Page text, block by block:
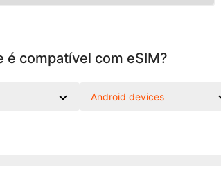
é compatível com eSIM?
Android devices